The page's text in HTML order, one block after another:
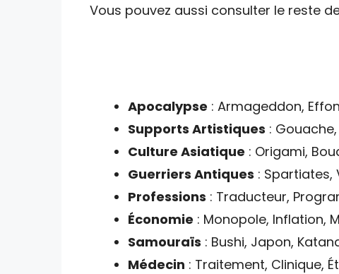
Vous pouvez aussi consulter le reste
Apocalypse : Armageddon,
Supports Artistiques :
Culture Asiatique : Origami,
Guerriers Antiques : Spartiates,
Professions : Traducteur,
Économie : Monopole, Inflation,
Samouraïs : Bushi, Japon,
Médecin : Traitement, Clinique,